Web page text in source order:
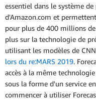
essentiel dans le système
d'Amazon.com et
pour plus de 400 millions
plus sur la technologie de
utilisant les modèles de
lors du re:MARS 2019.
accès à la même
sous la forme d'un service
commencer à utiliser